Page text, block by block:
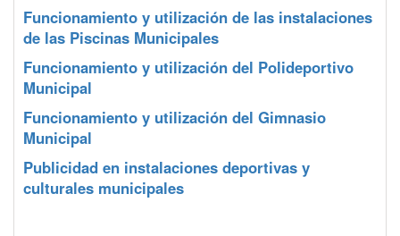
Funcionamiento y utilización de las instalaciones
de las Piscinas Municipales
Funcionamiento y utilización del Polideportivo
Municipal
Funcionamiento y utilización del Gimnasio
Municipal
Publicidad en instalaciones deportivas y
culturales municipales